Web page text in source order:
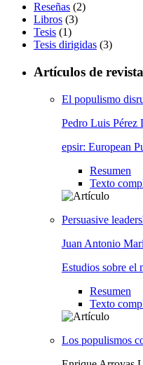
Reseñas (2)
Libros (3)
Tesis (1)
Tesis dirigidas (3)
Artículos de
El populismo
Pedro Luis Pérez
epsir: European
Resumen
Texto
Persuasive
Juan Antonio
Estudios sobre el
Resumen
Texto
Los populismos